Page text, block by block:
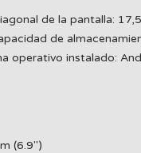
de la pantalla:
de
operativo instalado:
(6.9")